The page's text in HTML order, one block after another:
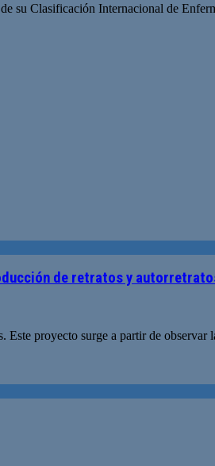
Clasificación Internacional de
de retratos y
proyecto surge a partir de